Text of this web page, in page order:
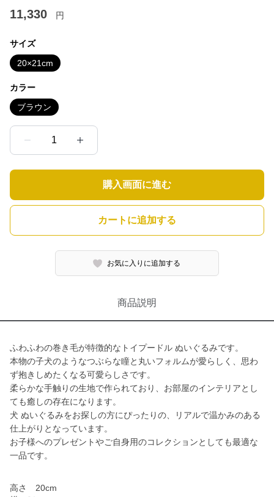
11,330 円
サイズ
20×21cm
カラー
ブラウン
1
購入画面に進む
カートに追加する
お気に入りに追加する
商品説明
ふわふわの巻き毛が特徴的なトイプードル ぬいぐるみです。
本物の子犬のようなつぶらな瞳と丸いフォルムが愛らしく、思わ
ず抱きしめたくなる可愛らしさです。
柔らかな手触りの生地で作られており、お部屋のインテリアとし
ても癒しの存在になります。
犬 ぬいぐるみをお探しの方にぴったりの、リアルで温かみのある
仕上がりとなっています。
お子様へのプレゼントやご自身用のコレクションとしても最適な
一品です。
高さ 20cm